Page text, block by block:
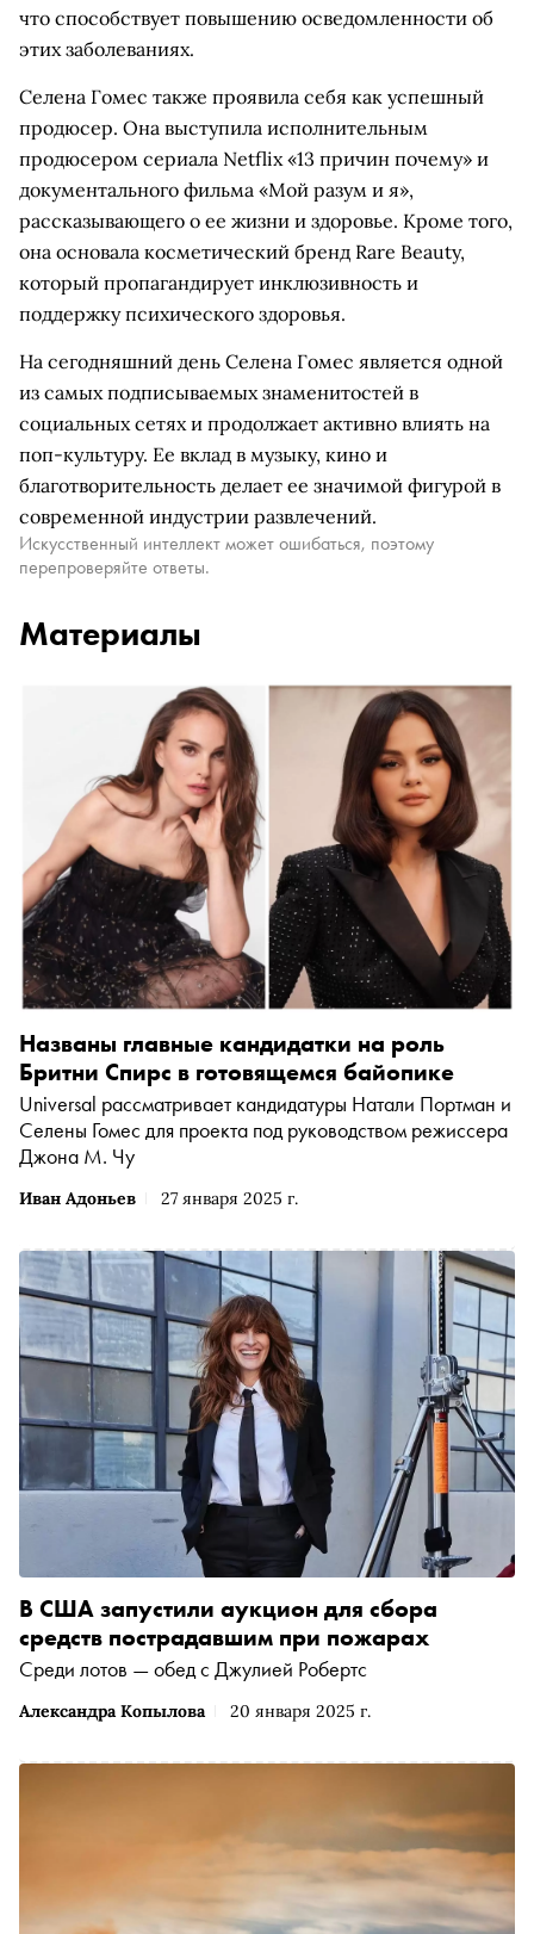
что способствует повышению осведомленности об
этих заболеваниях.
Селена Гомес также проявила себя как успешный
продюсер. Она выступила исполнительным
продюсером сериала Netflix «13 причин почему» и
документального фильма «Мой разум и я»,
рассказывающего о ее жизни и здоровье. Кроме того,
она основала косметический бренд Rare Beauty,
который пропагандирует инклюзивность и
поддержку психического здоровья.
На сегодняшний день Селена Гомес является одной
из самых подписываемых знаменитостей в
социальных сетях и продолжает активно влиять на
поп-культуру. Ее вклад в музыку, кино и
благотворительность делает ее значимой фигурой в
современной индустрии развлечений.
Искусственный интеллект может ошибаться, поэтому
перепроверяйте ответы.
Материалы
Иван Адоньев 27 января 2025 г.
Названы главные кандидатки на роль
Бритни Спирс в готовящемся байопике
Universal рассматривает кандидатуры Натали Портман и
Селены Гомес для проекта под руководством режиссера
Джона М. Чу
Александра Копылова 20 января 2025 г.
В США запустили аукцион для сбора
средств пострадавшим при пожарах
Среди лотов — обед с Джулией Робертс